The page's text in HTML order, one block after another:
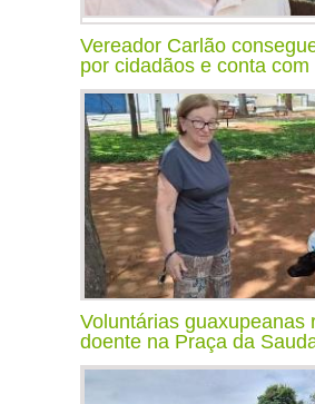
Vereador Carlão
por cidadãos e conta com
Voluntárias guaxupeanas
doente na Praça da